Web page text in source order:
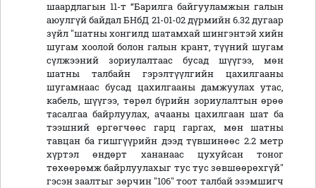
шаардлагын 11-т “Барилга байгууламжын галын
аюулгүй байдал БНбД 21-01-02 дүрмийн 6.32 дугаар
зүйл "шатны хонгилд шатамхай шингэнтэй хийн
шугам хоолой болон галын крант, түүний шугам
сүлжээний зориулалтаас бусад шүүгээ, мөн
шатны талбайн гэрэлтүүлгийн цахилгааны
шугамнаас бусад цахилгааны дамжуулах утас,
кабель, шүүгээ, төрөл бүрийн зориулалтын өрөө
тасалгаа байрлуулах, ачааны цахилгаан шат ба
тээшний өргөгчөөс гарц гаргах, мөн шатны
тавцан ба гишгүүрийн дээд түвшинөөс 2.2 метр
хүртэл өндөрт хананаас цухуйсан тоног
төхөөрөмж байрлуулахыг тус тус зөвшөөрөхгүй"
гэсэн заалтыг зөрчин "106" тоот талбай эзэмшигч